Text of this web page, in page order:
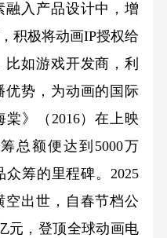
融入产品设计中，增
积极将动画IP授权给
如游戏开发商，利
优势，为动画的国际
》（2016）在上映
总额便达到5000万
筹的里程碑。2025
空出世，自春节档公
元，登顶全球动画电